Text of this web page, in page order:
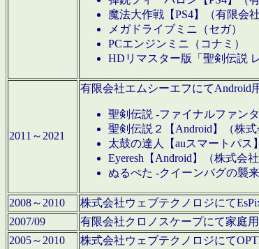
魔法大作戦【PS4】（有限会
メガドライブミニ（セガ）
PCエンジンミニ（コナミ）
HDリマスター版「聖剣伝説
2011～2021
有限会社エムシーエフにてAndroid
聖剣伝説 -ファイナルファン
聖剣伝説２【Android】（株
太鼓の達人【auスマートパス
Eyeresh【Android】（株式会
ぬるぺた -クイーンバグの襲
2008～2010
株式会社ウェブテクノロジにて
2007/09
有限会社クロノスケープにて家庭
2005～2010
株式会社ウェブテクノロジにて